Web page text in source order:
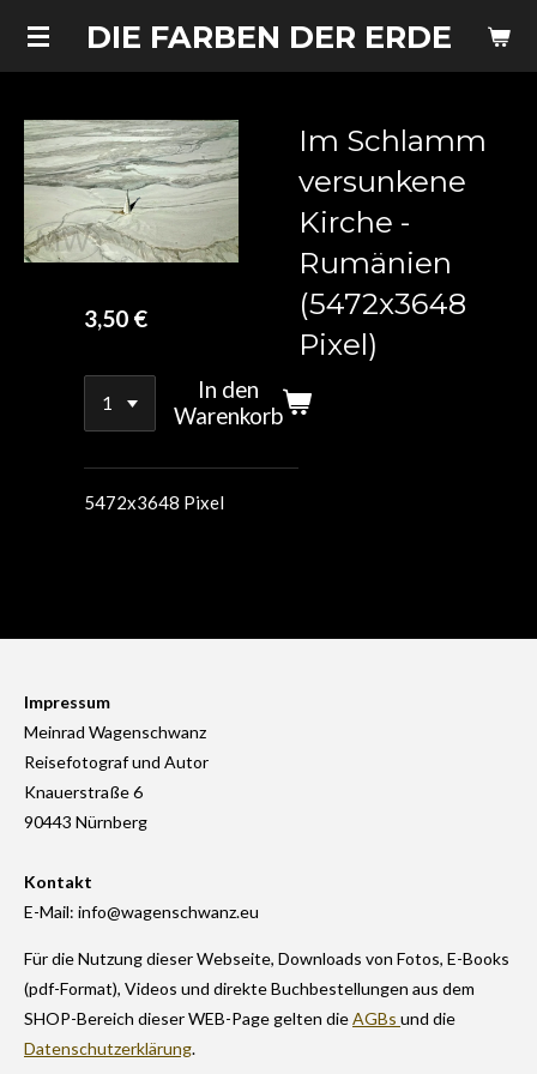
Zum
DIE FARBEN DER ERDE
Im Schlamm
versunkene
Kirche -
Rumänien
(5472x3648
Pixel)
3,50 €
In den
Warenkorb
5472x3648 Pixel
Impressum
Meinrad Wagenschwanz
Reisefotograf und Autor
Knauerstraße 6
90443 Nürnberg
Kontakt
E-Mail: info@wagenschwanz.eu
Für die Nutzung dieser Webseite, Downloads von Fotos, E-Books
(pdf-Format), Videos und direkte Buchbestellungen aus dem
SHOP-Bereich dieser WEB-Page gelten dieAGBs und die
Datenschutzerklärung.